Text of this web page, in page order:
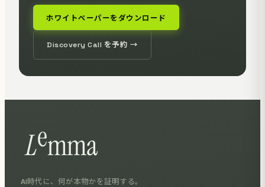
ホワイトペーパーをダウンロード
Discovery Call を予約 →
AI時代に、何が本物かを証明する。